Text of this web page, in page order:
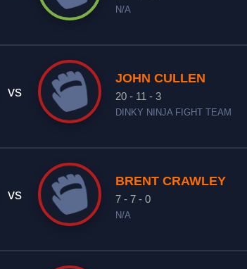
N/A
vs
JOHN CULLEN
20 - 11 - 3
DINKY NINJA FIGHT TEAM
vs
BRENT CRAWLEY
7 - 7 - 0
N/A